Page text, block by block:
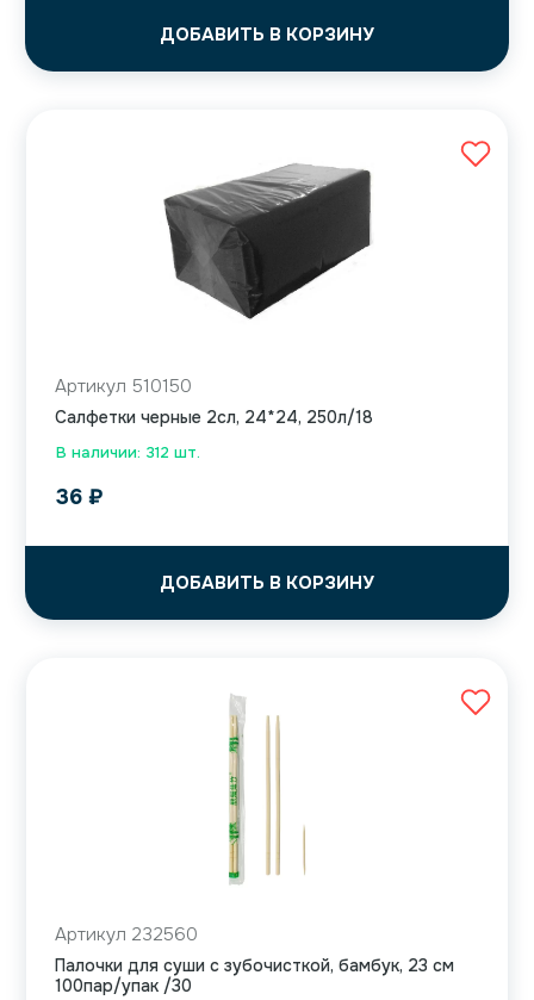
ДОБАВИТЬ В КОРЗИНУ
В наличии: 312 шт.
Артикул 510150
Салфетки черные 2сл, 24*24, 250л/18
36 ₽
ДОБАВИТЬ В КОРЗИНУ
Артикул 232560
Палочки для суши с зубочисткой, бамбук, 23 см
100пар/упак /30